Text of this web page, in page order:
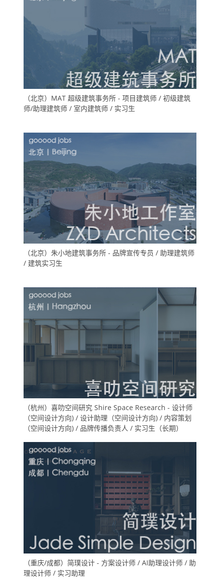
（北京）MAT 超级建筑事务所 - 项目建筑师 / 初级建筑
师/助理建筑师 / 室内建筑师 / 实习生
（北京）朱小地建筑事务所 - 品牌宣传专员 / 助理建筑师
/ 建筑实习生
（杭州）喜叻空间研究 Shire Space Research - 设计师
（空间设计方向) / 设计助理（空间设计方向) / 内容策划
（空间设计方向) / 品牌传播负责人 / 实习生（长期）
（重庆/成都）简璞设计 - 方案设计师 / AI助理设计师 / 助
理设计师 / 实习助理